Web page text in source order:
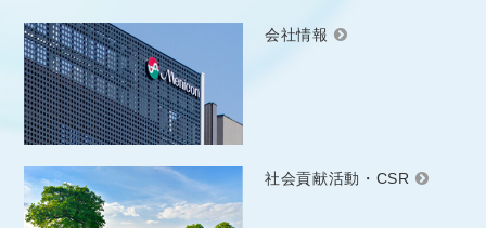
会社情報
社会貢献活動・CSR